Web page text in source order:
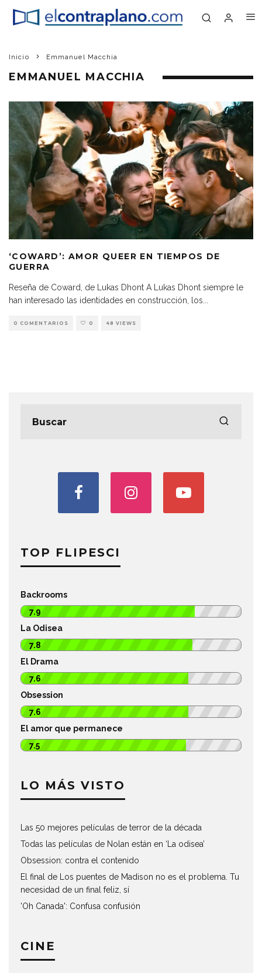
Inicio Emmanuel Macchia
EMMANUEL MACCHIA
‘COWARD’: AMOR QUEER EN TIEMPOS DE
GUERRA
Reseña de Coward, de Lukas Dhont A Lukas Dhont siempre le
han interesado las identidades en construcción, los...
0 COMENTARIOS 0 48 VIEWS
TOP FLIPESCI
Backrooms
7.9
La Odisea
7.8
El Drama
7.6
Obsession
7.6
El amor que permanece
7.5
LO MÁS VISTO
Las 50 mejores películas de terror de la década
Todas las películas de Nolan están en ‘La odisea’
Obsession: contra el contenido
El final de Los puentes de Madison no es el problema. Tu
necesidad de un final feliz, sí
'Oh Canada': Confusa confusión
CINE